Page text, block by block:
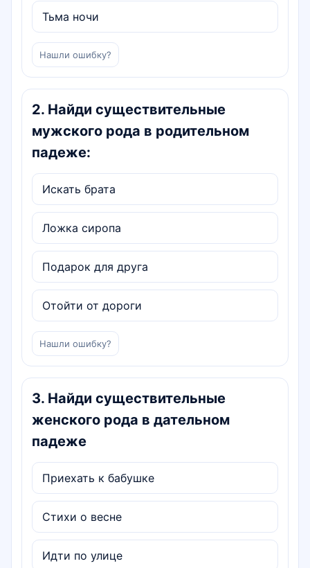
Тьма ночи
Нашли ошибку?
2. Найди существительные
мужского рода в родительном
падеже:
Искать брата
Ложка сиропа
Подарок для друга
Отойти от дороги
Нашли ошибку?
3. Найди существительные
женского рода в дательном
падеже
Приехать к бабушке
Стихи о весне
Идти по улице